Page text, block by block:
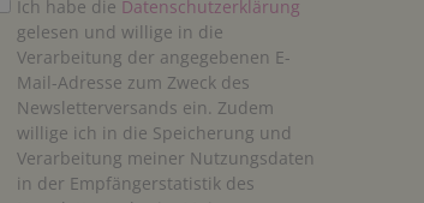
Ich habe die Daten­schutz­erklärung
gelesen und willige in die
Verarbeitung der angegebenen E-
Mail-Adresse zum Zweck des
Newsletterversands ein. Zudem
willige ich in die Speicherung und
Verarbeitung meiner Nutzungsdaten
in der Empfängerstatistik des